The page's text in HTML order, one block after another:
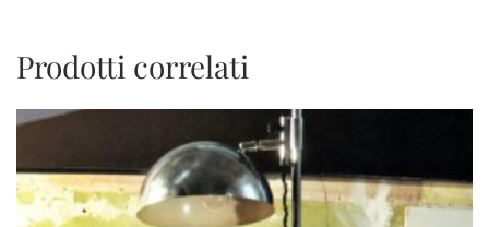
Prodotti correlati